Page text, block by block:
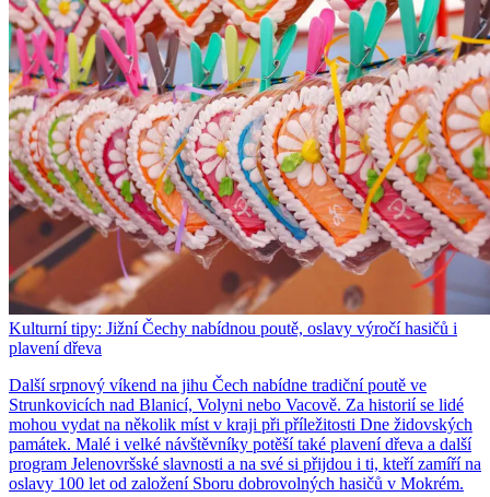
Kulturní tipy: Jižní Čechy nabídnou poutě, oslavy výročí hasičů i
plavení dřeva
Další srpnový víkend na jihu Čech nabídne tradiční poutě ve
Strunkovicích nad Blanicí, Volyni nebo Vacově. Za historií se lidé
mohou vydat na několik míst v kraji při příležitosti Dne židovských
památek. Malé i velké návštěvníky potěší také plavení dřeva a další
program Jelenovršské slavnosti a na své si přijdou i ti, kteří zamíří na
oslavy 100 let od založení Sboru dobrovolných hasičů v Mokrém.